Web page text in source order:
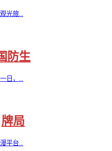
光旅...
防生
日，...
牌局
平台...